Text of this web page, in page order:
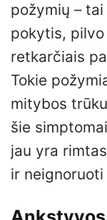
požymių –
pokytis,
retkarčiais
Tokie
mitybos
šie
jau yra
ir